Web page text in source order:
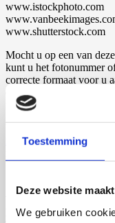
Toestemming
Deze website
We gebruiken
www.istockphoto.com
www.shutterstock.com
Mocht u op een van
kunt u het fotonummer
correcte formaat voor u
exclusief 9% BTW,
factuur.
Wensen worden door u
Beeldmateriaal wordt